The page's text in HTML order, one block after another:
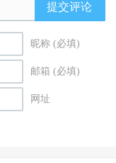
提交评论
昵称 (必填)
邮箱 (必填)
网址